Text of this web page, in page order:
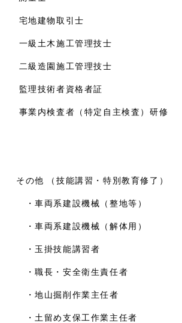
取引士
工管理技士
工管理技士
者資格者証
（特定自主検査）研修
能講習・特別教育修了）
設機械（整地等）
設機械（解体用）
能講習者
全衛生責任者
削作業主任者
保工作業主任者